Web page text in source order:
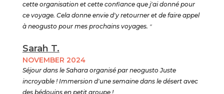
cette organisation et cette confiance que j'ai donné pour
ce voyage. Cela donne envie d'y retourner et de faire appel
à neogusto pour mes prochains voyages. "
Sarah T.
NOVEMBER 2024
Séjour dans le Sahara organisé par neogusto Juste
incroyable ! Immersion d'une semaine dans le désert avec
des bédouins en petit groupe !